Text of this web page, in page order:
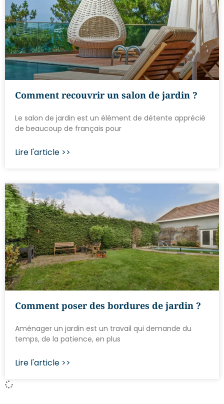
Comment recouvrir un salon de jardin ?
Le salon de jardin est un élément de détente apprécié
de beaucoup de français pour
Lire l'article >>
Comment poser des bordures de jardin ?
Aménager un jardin est un travail qui demande du
temps, de la patience, en plus
Lire l'article >>